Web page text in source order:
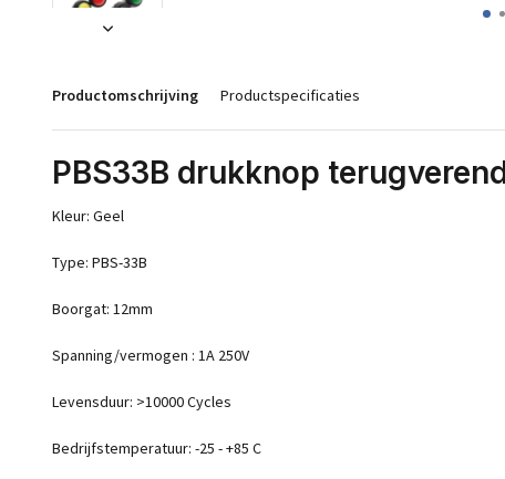
Productomschrijving Productspecificaties
PBS33B drukknop
Kleur: Geel
Type: PBS-33B
Boorgat: 12mm
Spanning/vermogen : 1A 250V
Levensduur: >10000 Cycles
Bedrijfstemperatuur: -25 - +85 C